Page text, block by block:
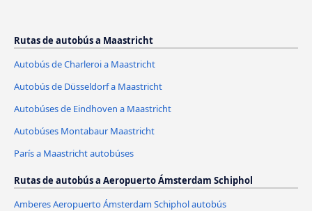
Rutas de autobús a Maastricht
Autobús de Charleroi a Maastricht
Autobús de Düsseldorf a Maastricht
Autobúses de Eindhoven a Maastricht
Autobúses Montabaur Maastricht
París a Maastricht autobúses
Rutas de autobús a Aeropuerto Ámsterdam Schiphol
Amberes Aeropuerto Ámsterdam Schiphol autobús